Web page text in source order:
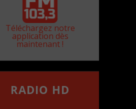
Téléchargez notre
application dès
maintenant !
RADIO HD